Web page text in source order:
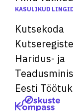
KASULIKUD
Kutsekoda
Haridus- ja
Eesti